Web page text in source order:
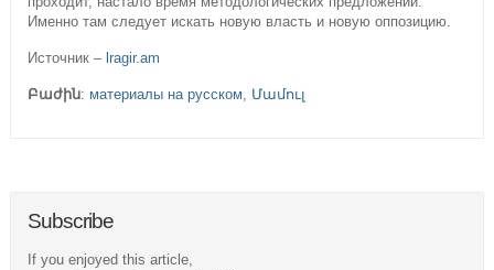
Именно там следует искать новую власть и новую оппозицию.
Источник – lragir.am
Բաժին: материалы на русском, Մամուլ
Subscribe
If you enjoyed this article,